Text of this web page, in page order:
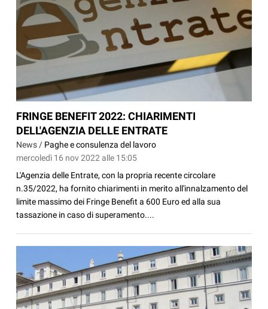
FRINGE BENEFIT 2022: CHIARIMENTI
DELL'AGENZIA DELLE ENTRATE
News / Paghe e consulenza del lavoro
mercoledì 16 nov 2022 alle 15:05
L'Agenzia delle Entrate, con la propria recente circolare
n.35/2022, ha fornito chiarimenti in merito all'innalzamento del
limite massimo dei Fringe Benefit a 600 Euro ed alla sua
tassazione in caso di superamento....